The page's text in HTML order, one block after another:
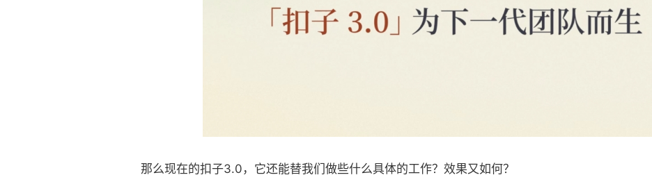
那么现在的扣子3.0，它还能替我们做些什么具体的工作？效果又如何？